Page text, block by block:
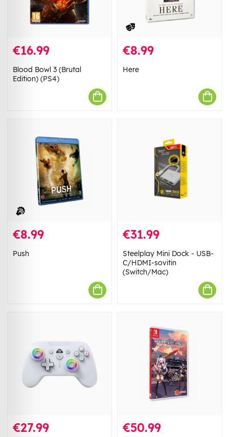
€16.99
Blood Bowl 3 (Brutal
Edition) (PS4)
€8.99
Here
€8.99
Push
€31.99
Steelplay Mini Dock - USB-
C/HDMI-sovitin
(Switch/Mac)
€27.99 €50.99